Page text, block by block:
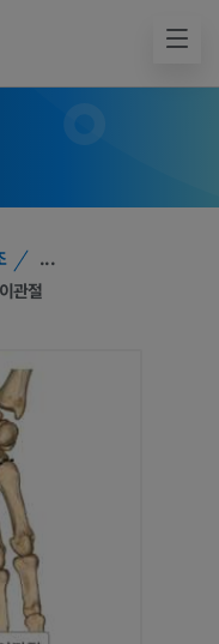
...
관절